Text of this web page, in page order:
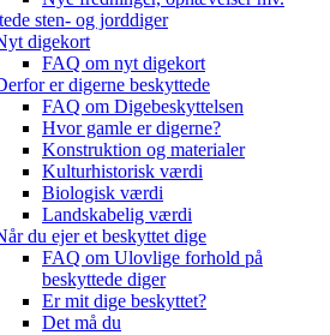
sten- og jorddiger
digekort
FAQ om nyt digekort
er digerne beskyttede
FAQ om Digebeskyttelsen
Hvor gamle er digerne?
Konstruktion og materialer
Kulturhistorisk værdi
Biologisk værdi
Landskabelig værdi
du ejer et beskyttet dige
FAQ om Ulovlige forhold på
beskyttede diger
Er mit dige beskyttet?
Det må du